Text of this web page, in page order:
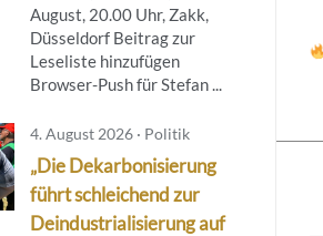
August, 20.00 Uhr, Zakk,
Düsseldorf Beitrag zur
Leseliste hinzufügen
Browser-Push für Stefan ...
4. August 2026 · Politik
„Die Dekarbonisierung
führt schleichend zur
Deindustrialisierung auf